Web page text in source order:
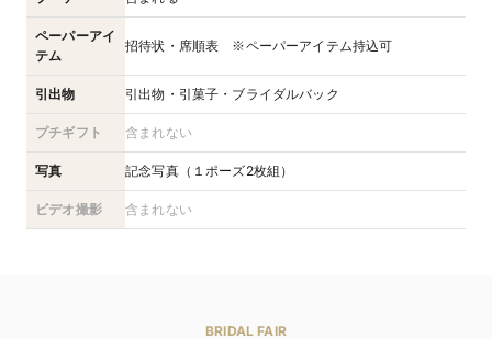
ペーパーアイ
テム
招待状・席順表 ※ペーパーアイテム持込可
引出物 引出物・引菓子・ブライダルバック
プチギフト 含まれない
写真 記念写真（１ポーズ2枚組）
ビデオ撮影 含まれない
BRIDAL FAIR